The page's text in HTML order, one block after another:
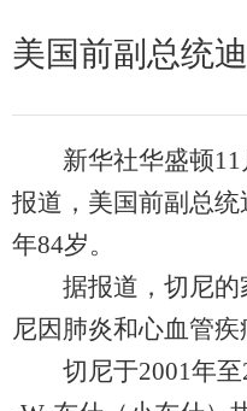
美国前副总统
新华社华盛顿11
报道，美国前副总统
年84岁。
据报道，切尼的
尼因肺炎和心血管疾
切尼于2001年至